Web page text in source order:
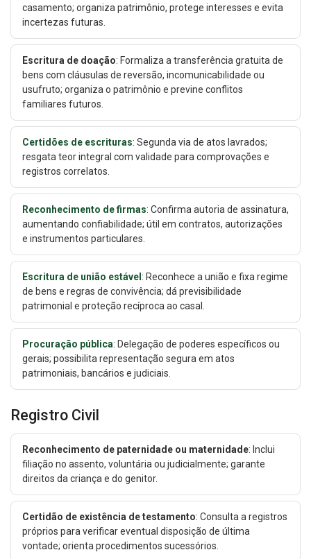
casamento; organiza patrimônio, protege interesses e evita
incertezas futuras.
Escritura de doação: Formaliza a transferência gratuita de
bens com cláusulas de reversão, incomunicabilidade ou
usufruto; organiza o patrimônio e previne conflitos
familiares futuros.
Certidões de escrituras: Segunda via de atos lavrados;
resgata teor integral com validade para comprovações e
registros correlatos.
Reconhecimento de firmas: Confirma autoria de assinatura,
aumentando confiabilidade; útil em contratos, autorizações
e instrumentos particulares.
Escritura de união estável : Reconhece a união e fixa regime
de bens e regras de convivência; dá previsibilidade
patrimonial e proteção recíproca ao casal.
Procuração pública: Delegação de poderes específicos ou
gerais; possibilita representação segura em atos
patrimoniais, bancários e judiciais.
Registro Civil
Reconhecimento de paternidade ou maternidade: Inclui
filiação no assento, voluntária ou judicialmente; garante
direitos da criança e do genitor.
Certidão de existência de testamento: Consulta a registros
próprios para verificar eventual disposição de última
vontade; orienta procedimentos sucessórios.